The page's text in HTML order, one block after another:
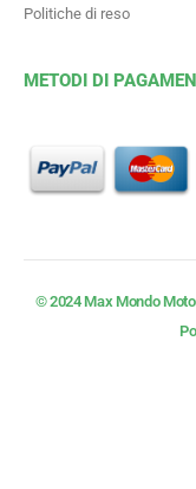
Politiche di reso
METODI DI
© 2024 Max Mondo